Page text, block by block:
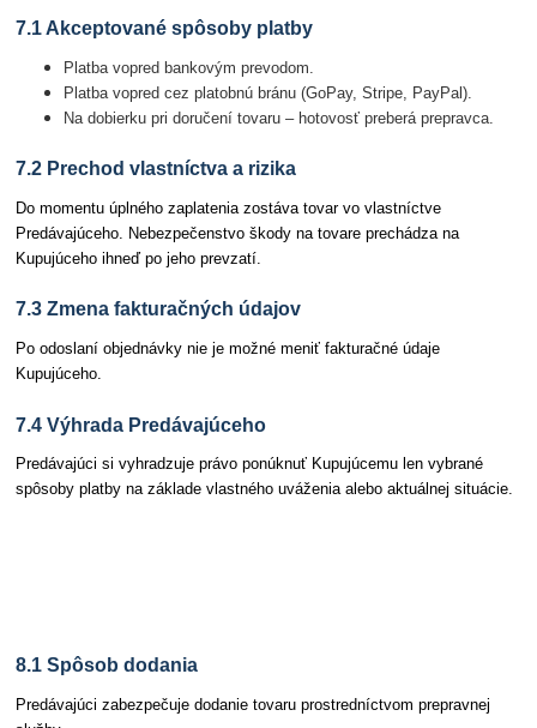
7.1 Akceptované spôsoby platby
Platba vopred bankovým prevodom.
Platba vopred cez platobnú bránu (GoPay, Stripe, PayPal).
Na dobierku pri doručení tovaru – hotovosť preberá prepravca.
7.2 Prechod vlastníctva a rizika
Do momentu úplného zaplatenia zostáva tovar vo vlastníctve
Predávajúceho. Nebezpečenstvo škody na tovare prechádza na
Kupujúceho ihneď po jeho prevzatí.
7.3 Zmena fakturačných údajov
Po odoslaní objednávky nie je možné meniť fakturačné údaje
Kupujúceho.
7.4 Výhrada Predávajúceho
Predávajúci si vyhradzuje právo ponúknuť Kupujúcemu len vybrané
spôsoby platby na základe vlastného uváženia alebo aktuálnej situácie.
8.1 Spôsob dodania
Predávajúci zabezpečuje dodanie tovaru prostredníctvom prepravnej